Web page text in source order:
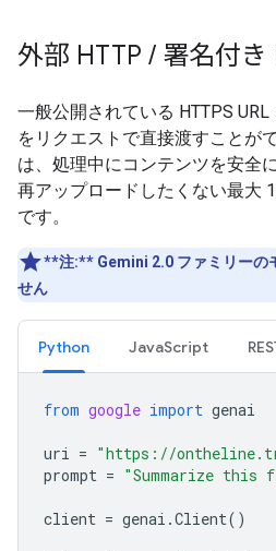
外部 HTTP / 署名付き
一般公開されている HTTPS
をリクエストで直接渡すことが
は、処理中にコンテンツを安全
再アップロードしたくない最大
です。
**注:** Gemini 2.0 ファミリーの
せん
Python JavaScript
from google import genai
uri = "https://
prompt = "Summarize this
client = genai .Client()